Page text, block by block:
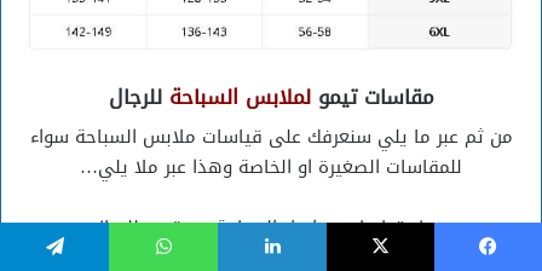
مقاسات تيمولملابس السباحةللرجال
من ثم عبر ما يلي سنعرفك على قياسات ملابس السباحة سواء
للمقاسات الصغيرة او الخاصة وهذا عبر ملا يلي…
جدول قياسات سراويل السباحة من تيمو للرجال: